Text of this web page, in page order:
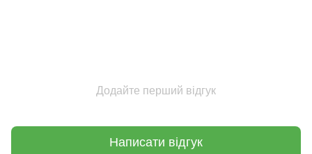
Додайте перший відгук
Написати відгук